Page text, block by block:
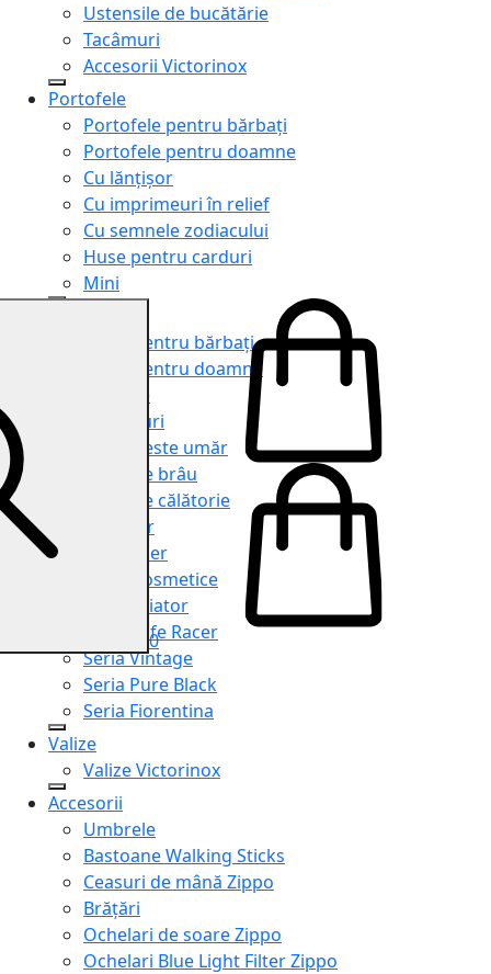
Ustensile de bucătărie
Tacâmuri
Accesorii Victorinox
Portofele
Portofele pentru bărbați
Portofele pentru doamne
Cu lănțișor
Cu imprimeuri în relief
Cu semnele zodiacului
Huse pentru carduri
Mini
Genți pentru bărbați
Genți pentru doamne
Serviete
Rucsacuri
Genți peste umăr
Genți de brâu
Genți de călătorie
Shopper
Organiser
Truse cosmetice
Seria Aviator
Seria Cafe Racer
Seria Vintage
Seria Pure Black
Seria Fiorentina
Valize
Valize Victorinox
Accesorii
Umbrele
Bastoane Walking Sticks
Ceasuri de mână Zippo
Brățări
Ochelari de soare Zippo
Ochelari Blue Light Filter Zippo
0